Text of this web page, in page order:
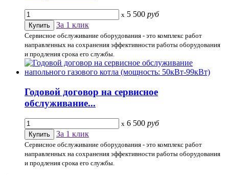
x 5 500 руб
За 1 клик
Сервисное обслуживание оборудования - это комплекс работ
направленных на сохранения эффективности работы оборудования
и продления срока его службы.
Годовой договор на сервисное
обслуживание...
x 6 500 руб
За 1 клик
Сервисное обслуживание оборудования - это комплекс работ
направленных на сохранения эффективности работы оборудования
и продления срока его службы.